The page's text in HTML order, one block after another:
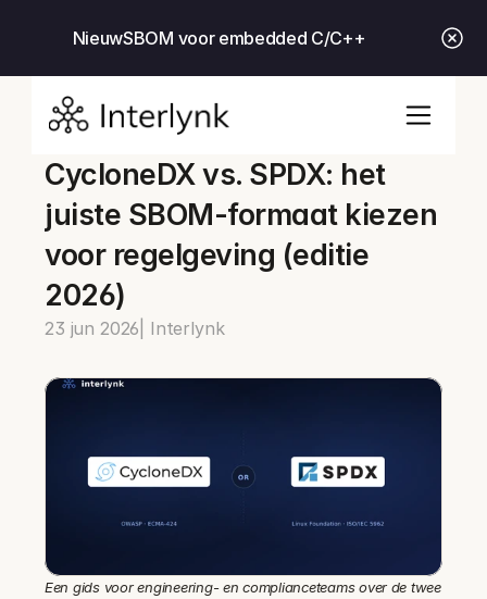
NieuwSBOM voor embedded C/C++
CycloneDX vs. SPDX: het
juiste SBOM-formaat kiezen
voor regelgeving (editie
2026)
23 jun 2026 | Interlynk
Een gids voor engineering- en complianceteams over de twee